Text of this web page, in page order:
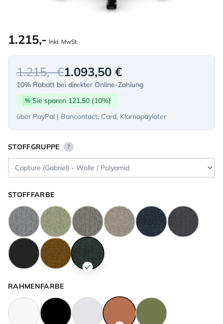
1.215,- Inkl. MwSt.
1.215,- €1.093,50 €
10% Rabatt bei direkter Online-Zahlung
% Sie sparen 121,50 (10%)
über PayPal | Bancontact, Card, Klarnapaylater
STOFFGRUPPE ?
STOFFFARBE
RAHMENFARBE